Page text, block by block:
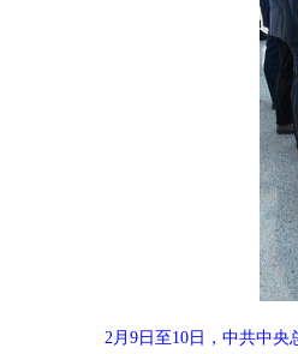
2月9日至10日，中共中